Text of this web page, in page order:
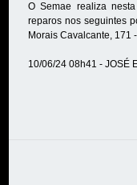
O Semae realiza
reparos nos seguintes
Morais Cavalcante, 171
10/06/24 08h41 - JOSÉ